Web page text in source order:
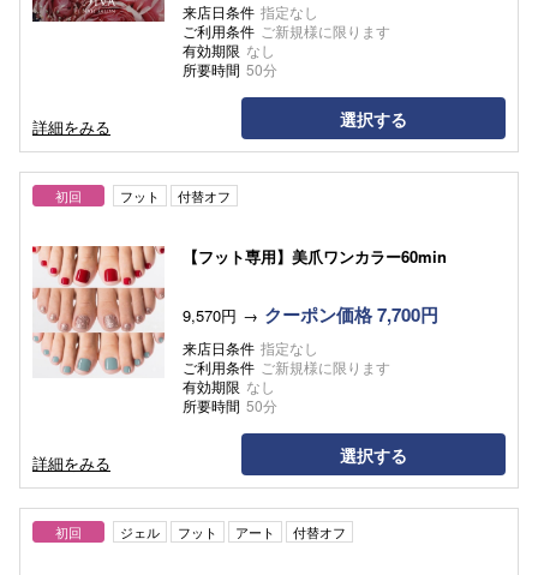
来店日条件 指定なし
ご利用条件 ご新規様に限ります
有効期限 なし
所要時間 50分
詳細をみる 選択する
初回 フット 付替オフ
【フット専用】美爪ワンカラー60min
9,570円 クーポン価格 7,700円
来店日条件 指定なし
ご利用条件 ご新規様に限ります
有効期限 なし
所要時間 50分
詳細をみる 選択する
初回 ジェル フット アート 付替オフ